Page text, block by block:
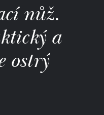
nůž.
a
ostrý